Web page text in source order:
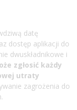
datę
dostęp aplikacji do
dwuskładnikowe i
zgłosić każdy
utraty
zagrożenia do